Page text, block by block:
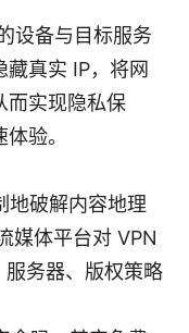
设备与目标服务
藏真实 IP，将网
而实现隐私保
验。
地破解内容地理
媒体平台对 VPN
务器、版权策略